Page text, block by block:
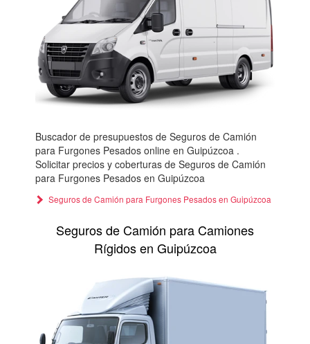
Buscador de presupuestos de Seguros de Camión
para Furgones Pesados online en Guipúzcoa .
Solicitar precios y coberturas de Seguros de Camión
para Furgones Pesados en Guipúzcoa
Seguros de Camión para Furgones Pesados en Guipúzcoa
Seguros de Camión para Camiones
Rígidos en Guipúzcoa